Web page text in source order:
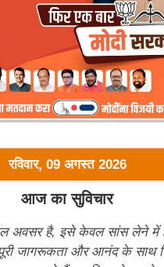
रविवार, 09 अगस्त 2026
आज का सुविचार
अवसर है, इसे केवल सांस लेने में
पूरी जागरूकता और आनंद के साथ